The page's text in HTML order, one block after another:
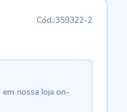
359322-2
nossa loja on-